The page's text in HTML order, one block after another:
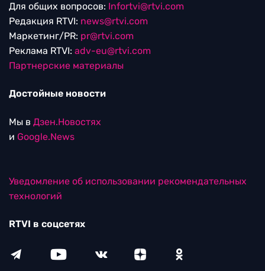
Для общих вопросов: Infortvi@rtvi.com
Редакция RTVI: news@rtvi.com
Маркетинг/PR: pr@rtvi.com
Реклама RTVI: adv-eu@rtvi.com
Партнерские материалы
Достойные новости
Мы в Дзен.Новостях
и Google.News
Уведомление об использовании рекомендательных
технологий
RTVI в соцсетях